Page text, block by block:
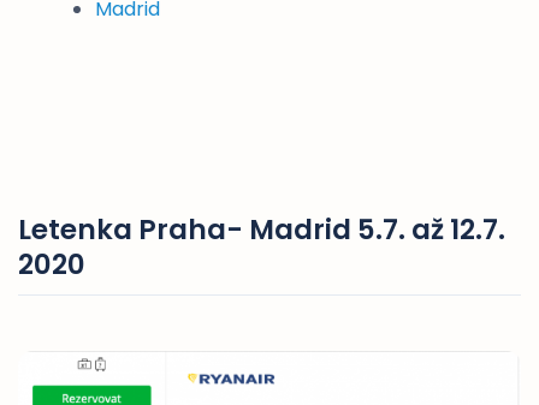
Madrid
Letenka Praha- Madrid 5.7. až 12.7.
2020